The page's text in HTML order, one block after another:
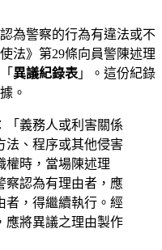
為警察的行為有違法或不
法》第29條向員警陳述理
異議紀錄表 」。這份紀錄
。
「義務人或利害關係
法、程序或其他侵害
權時，當場陳述理
察認為有理由者，應
者，得繼續執行。經
應將異議之理由製作